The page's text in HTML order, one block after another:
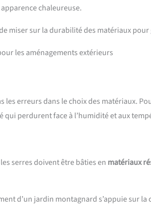
chaleureuse.
miser sur la durabilité des matériaux
les aménagements extérieurs
les erreurs dans le choix des matériaux.
qui perdurent face à l’humidité et aux
serres doivent être bâties en matériaux
d’un jardin montagnard s’appuie sur